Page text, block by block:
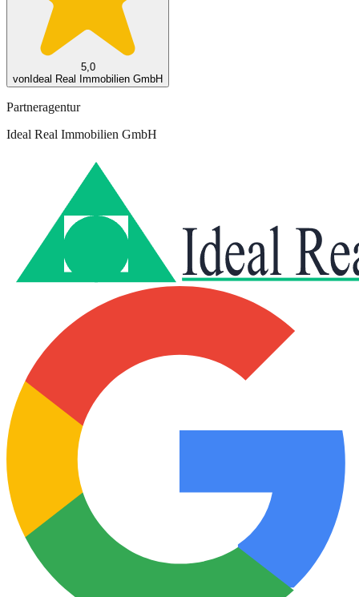
5,0
von Ideal Real Immobilien GmbH
Partneragentur
Ideal Real Immobilien GmbH